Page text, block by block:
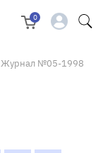
0
Журнал №05-1998